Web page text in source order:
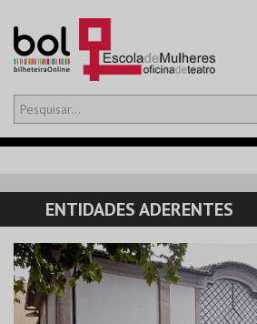
Olá,iniciar sessão
CARRINHO
EVENTOS
CARTÕES
ENTIDADES ADERENTES